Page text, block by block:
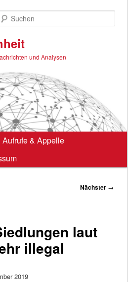
und Analysen
Aufrufe & Appelle
Nächster →
laut
illegal
2019